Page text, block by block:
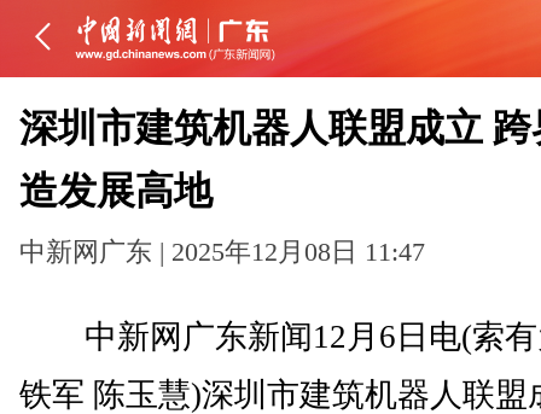
深圳市建筑机器人联盟成立 跨
造发展高地
中新网广东 | 2025年12月08日 11:47
中新网广东新闻12月6日电(索有
铁军 陈玉慧)深圳市建筑机器人联盟